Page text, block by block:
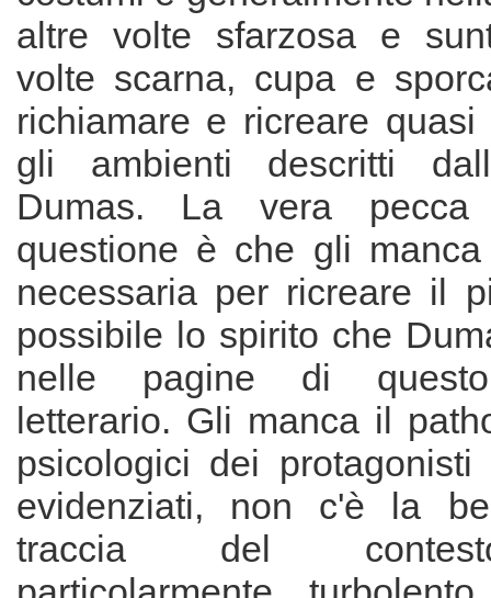
altre volte sfarzosa e
volte scarna, cupa e
richiamare e ricreare quasi
gli ambienti descritti
Dumas. La vera
questione è che gli
necessaria per ricreare il
possibile lo spirito che
nelle pagine di questo
letterario. Gli manca il
psicologici dei
evidenziati, non c'è la
traccia del